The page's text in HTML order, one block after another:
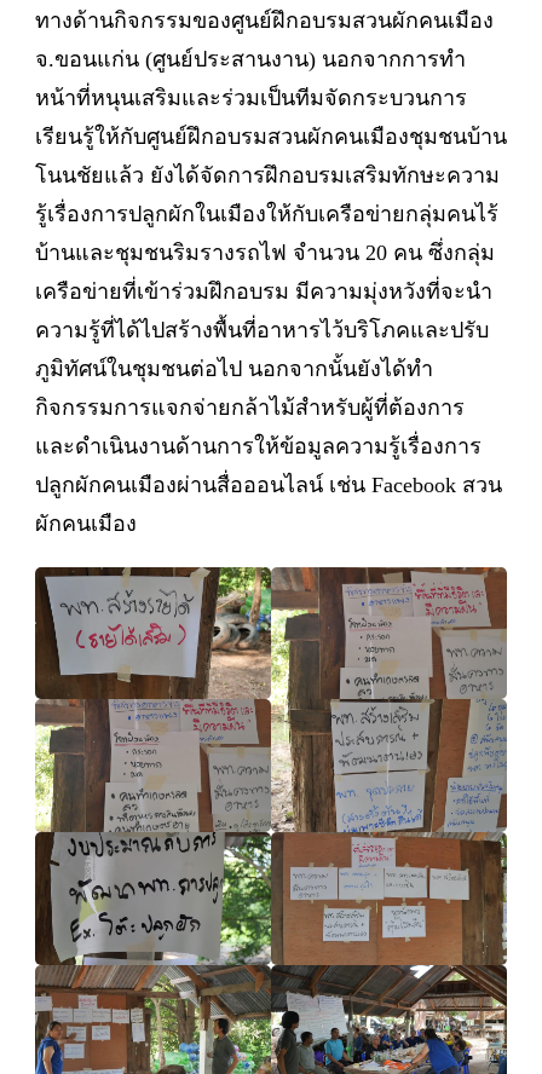
ทางด้านกิจกรรมของศูนย์ฝึกอบรมสวนผักคนเมือง
จ.ขอนแก่น (ศูนย์ประสานงาน) นอกจากการทำ
หน้าที่หนุนเสริมและร่วมเป็นทีมจัดกระบวนการ
เรียนรู้ให้กับศูนย์ฝึกอบรมสวนผักคนเมืองชุมชนบ้าน
โนนชัยแล้ว ยังได้จัดการฝึกอบรมเสริมทักษะความ
รู้เรื่องการปลูกผักในเมืองให้กับเครือข่ายกลุ่มคนไร้
บ้านและชุมชนริมรางรถไฟ จำนวน 20 คน ซึ่งกลุ่ม
เครือข่ายที่เข้าร่วมฝึกอบรม มีความมุ่งหวังที่จะนำ
ความรู้ที่ได้ไปสร้างพื้นที่อาหารไว้บริโภคและปรับ
ภูมิทัศน์ในชุมชนต่อไป นอกจากนั้นยังได้ทำ
กิจกรรมการแจกจ่ายกล้าไม้สำหรับผู้ที่ต้องการ
และดำเนินงานด้านการให้ข้อมูลความรู้เรื่องการ
ปลูกผักคนเมืองผ่านสื่อออนไลน์ เช่น Facebook สวน
ผักคนเมือง